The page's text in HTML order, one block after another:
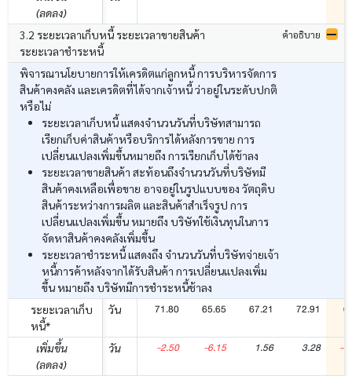
(ลดลง)
3.2 ระยะเวลาเก็บหนี้ ระยะเวลาขายสินค้า
ระยะเวลาชำระหนี้
คำอธิบาย
พิจารณานโยบายการให้เครดิตแก่ลูกหนี้ การบริหารจัดการ
สินค้าคงคลัง และเครดิตที่ได้จากเจ้าหนี้ ว่าอยู่ในระดับปกติ
หรือไม่
ระยะเวลาเก็บหนี้ แสดงจำนวนวันที่บริษัทสามารถ
เรียกเก็บค่าสินค้าหรือบริการได้หลังการขาย การ
เปลี่ยนแปลงเพิ่มขึ้นหมายถึง การเรียกเก็บได้ช้าลง
ระยะเวลาขายสินค้า สะท้อนถึงจำนวนวันที่บริษัทมี
สินค้าคงเหลือเพื่อขาย อาจอยู่ในรูปแบบของ วัตถุดิบ
สินค้าระหว่างการผลิต และสินค้าสำเร็จรูป การ
เปลี่ยนแปลงเพิ่มขึ้น หมายถึง บริษัทใช้เงินทุนในการ
จัดหาสินค้าคงคลังเพิ่มขึ้น
ระยะเวลาชำระหนี้ แสดงถึง จำนวนวันที่บริษัทจ่ายเจ้า
หนี้การค้าหลังจากได้รับสินค้า การเปลี่ยนแปลงเพิ่ม
ขึ้น หมายถึง บริษัทมีการชำระหนี้ช้าลง
ระยะเวลาเก็บ
หนี้*
วัน 71.80 65.65 67.21 72.91
เพิ่มขึ้น
(ลดลง)
วัน -2.50 -6.15 1.56 3.28 -